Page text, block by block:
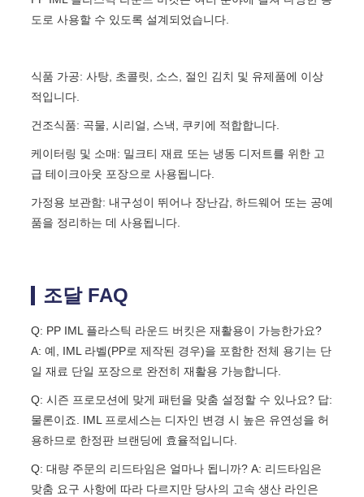
도로 사용할 수 있도록 설계되었습니다.
식품 가공: 사탕, 초콜릿, 소스, 절인 김치 및 유제품에 이상
적입니다.
건조식품: 곡물, 시리얼, 스낵, 쿠키에 적합합니다.
케이터링 및 소매: 밀크티 재료 또는 냉동 디저트를 위한 고
급 테이크아웃 포장으로 사용됩니다.
가정용 보관함: 내구성이 뛰어나 장난감, 하드웨어 또는 공예
품을 정리하는 데 사용됩니다.
조달 FAQ
Q: PP IML 플라스틱 라운드 버킷은 재활용이 가능한가요?
A: 예, IML 라벨(PP로 제작된 경우)을 포함한 전체 용기는 단
일 재료 단일 포장으로 완전히 재활용 가능합니다.
Q: 시즌 프로모션에 맞게 패턴을 맞춤 설정할 수 있나요? 답:
물론이죠. IML 프로세스는 디자인 변경 시 높은 유연성을 허
용하므로 한정판 브랜딩에 효율적입니다.
Q: 대량 주문의 리드타임은 얼마나 됩니까? A: 리드타임은
맞춤 요구 사항에 따라 다르지만 당사의 고속 생산 라인은